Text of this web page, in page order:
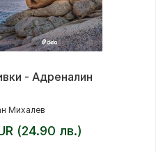
- Адреналин
Михалев
(24.90 лв.)